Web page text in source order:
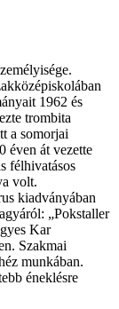
1962 és
trombita
a somorjai
éven át vezette
félhivatásos
volt.
kiadványában
„Pokstaller
Kar
Szakmai
munkában.
éneklésre